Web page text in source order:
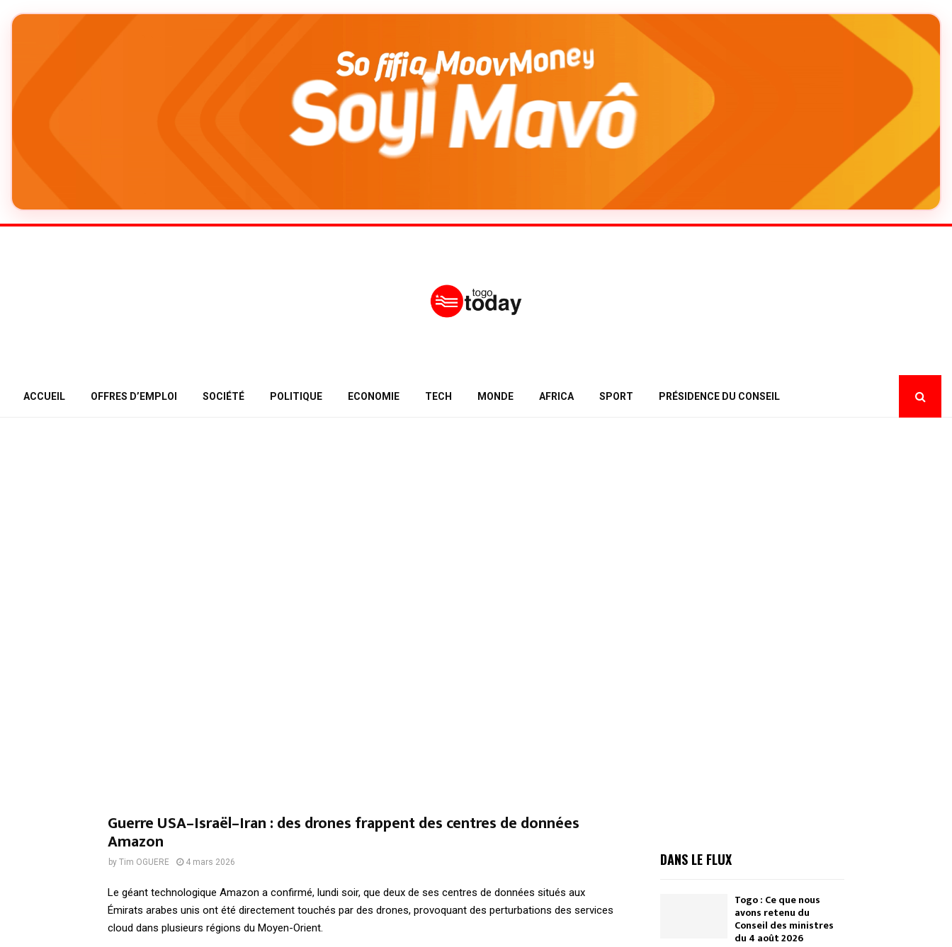
ACCUEIL OFFRES D’EMPLOI SOCIÉTÉ POLITIQUE ECONOMIE TECH MONDE AFRICA SPORT PRÉSIDENCE DU CONSEIL
Guerre USA–Israël–Iran : des drones frappent des centres de données
Amazon
by Tim OGUERE 4 mars 2026
Le géant technologique Amazon a confirmé, lundi soir, que deux de ses centres de données situés aux
Émirats arabes unis ont été directement touchés par des drones, provoquant des perturbations des services
cloud dans plusieurs régions du Moyen-Orient.
DANS LE FLUX
Togo : Ce que nous
avons retenu du
Conseil des ministres
du 4 août 2026